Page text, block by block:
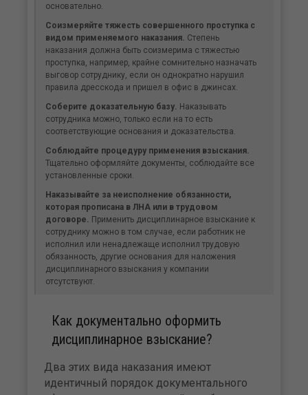
основательно.
Соизмеряйте тяжесть совершенного проступка с
видом применяемого наказания. Степень
наказания должна быть соизмерима с тяжестью
проступка, например, крайне сомнительно назначать
выговор сотруднику, если он однократно нарушил
правила дресс­кода и пришел в офис в джинсах.
Соберите доказательную базу. Наказывать
сотрудника можно, только если на то есть
соответствующие основания и доказательства.
Соблюдайте процедуру применения взыскания.
Тщательно оформляйте документы, соблюдайте все
установленные сроки.
Наказывайте за неисполнение обязанности,
которая прописана в ЛНА или в трудовом
договоре. Применить дисциплинарное взыскание к
сотруднику можно в том случае, если работник не
исполнил или ненадлежаще исполнил трудовую
обязанность, другие основания для наложения
дисциплинарного взыскания у компании
отсутствуют.
Как документально оформить
дисциплинарное взыскание?
Два этих вида наказания имеют
идентичный порядок документального